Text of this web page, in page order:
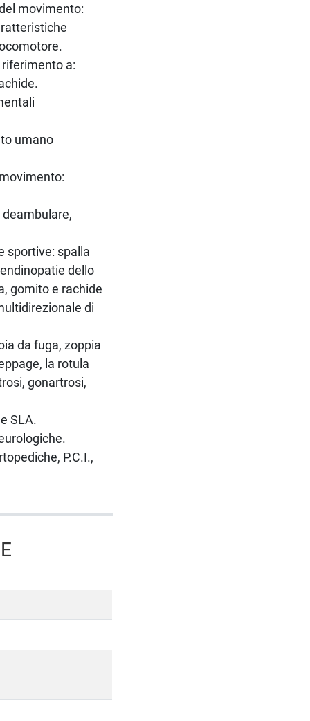
movimento:
a:
umano
sportive: spalla
dello
gomito e rachide
di
da fuga, zoppia
la rotula
gonartrosi,
SLA.
P.C.I.,